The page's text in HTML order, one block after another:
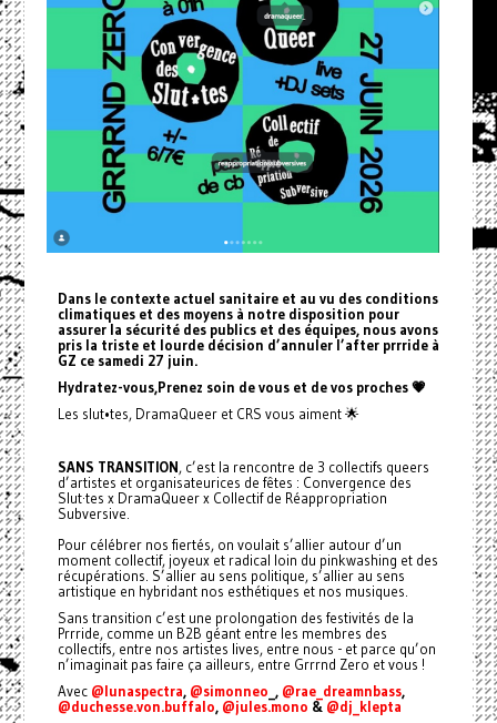
Dans le contexte actuel sanitaire et au vu des conditions
climatiques et des moyens à notre disposition pour
assurer la sécurité des publics et des équipes, nous avons
pris la triste et lourde décision d’annuler l’after prrride à
GZ ce samedi 27 juin.
Hydratez-vous,Prenez soin de vous et de vos proches 💗
Les slut•tes, DramaQueer et CRS vous aiment 🌟
SANS TRANSITION, c’est la rencontre de 3 collectifs queers
d’artistes et organisateurices de fêtes : Convergence des
Slut·tes x DramaQueer x Collectif de Réappropriation
Subversive.
Pour célébrer nos fiertés, on voulait s’allier autour d’un
moment collectif, joyeux et radical loin du pinkwashing et des
récupérations. S’allier au sens politique, s’allier au sens
artistique en hybridant nos esthétiques et nos musiques.
Sans transition c’est une prolongation des festivités de la
Prrride, comme un B2B géant entre les membres des
collectifs, entre nos artistes lives, entre nous - et parce qu’on
n’imaginait pas faire ça ailleurs, entre Grrrnd Zero et vous !
Avec @lunaspectra, @simonneo _, @rae_dreamnbass,
@duchesse.von.buffalo, @jules.mono & @dj_klepta